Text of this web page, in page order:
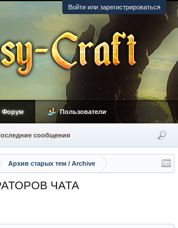
Войти или зарегистрироваться
Архив старых тем / Archive
ЧАТА
Форум
сообщения
Пользователи